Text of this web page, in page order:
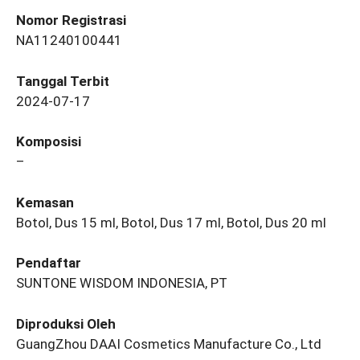
Nomor Registrasi
NA11240100441
Tanggal Terbit
2024-07-17
Komposisi
–
Kemasan
Botol, Dus 15 ml, Botol, Dus 17 ml, Botol, Dus 20 ml
Pendaftar
SUNTONE WISDOM INDONESIA, PT
Diproduksi Oleh
GuangZhou DAAI Cosmetics Manufacture Co., Ltd